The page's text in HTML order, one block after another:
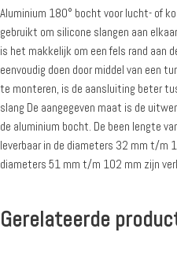
Aluminium 180° bocht voor lucht- of
gebruikt om silicone slangen aan
is het makkelijk om een fels rand aan
eenvoudig doen door middel van een
te monteren, is de aansluiting beter
slang De aangegeven maat is de
de aluminium bocht. De been lengte
leverbaar in de diameters 32 mm t/m
diameters 51 mm t/m 102 mm zijn
Gerelateerde